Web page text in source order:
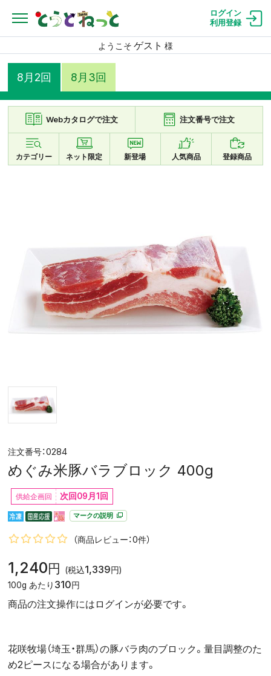
ログイン
利用登録
ようこそ ゲスト 様
8月2回 8月3回
Webカタログで注文 注文番号で注文
カテゴリー ネット限定 新登場 人気商品 登録商品
0284
めぐみ米豚バラブロック 400g
次回09月1回
マークの説明
（商品レビュー：0件）
1,240円 (税込1,339円)
100g あたり 310円
商品の注文操作にはログインが必要です。
花咲牧場（埼玉・群馬）の豚バラ肉のブロック。量目調整のた
め2ピースになる場合があります。